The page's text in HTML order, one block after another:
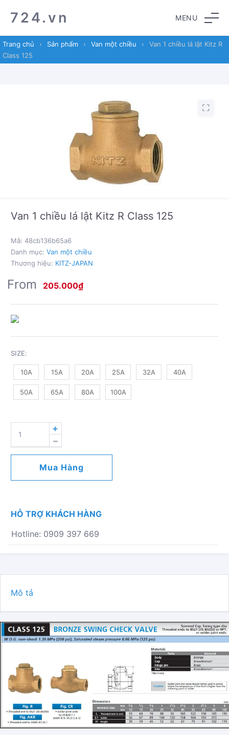
to
navigation
to
content
724.vn MENU
Trang chủ › Sản phẩm › Van một chiều ›
Van 1 chiều lá lật Kitz R
Class 125
Van 1 chiều lá lật Kitz R Class 125
From 205.000₫
SIZE:
10A 15A 20A 25A 32A 40A
50A 65A 80A 100A
125
Mua Hàng
Mã: 48cb136b65a6
Danh mục: Van một chiều
Thương hiệu: KITZ-JAPAN
HỖ TRỢ KHÁCH HÀNG
Hotline: 0909 397 669
Mô tả